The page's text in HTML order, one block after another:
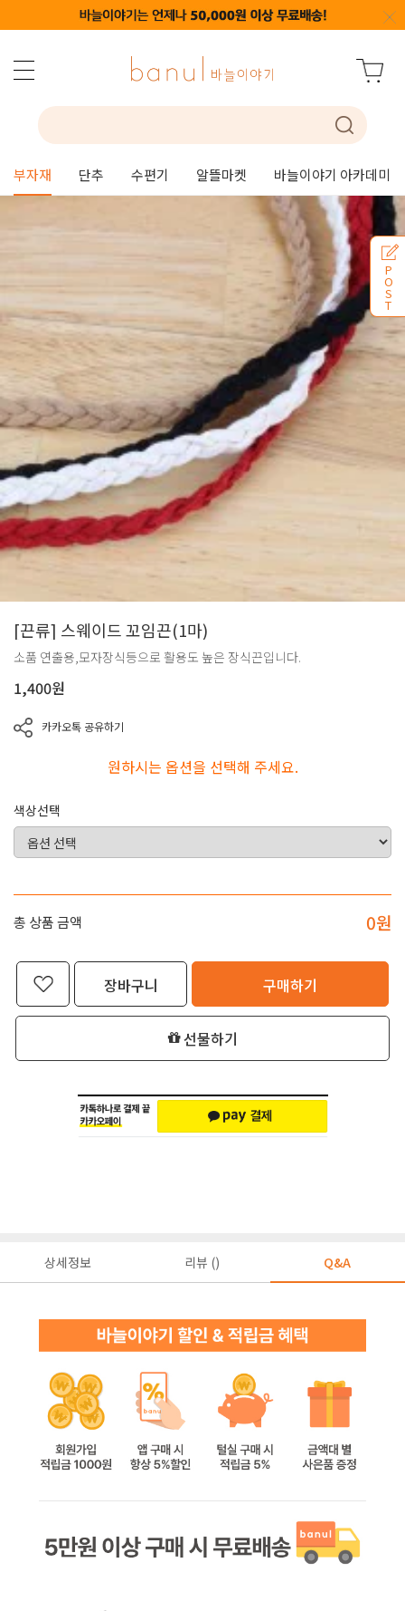
부자재 단추 수편기 알뜰마켓 바늘이야기 아카데미
P
O
S
T
[끈류] 스웨이드 꼬임끈(1마)
소품 연출용,모자장식등으로 활용도 높은 장식끈입니다.
1,400원
카카오톡 공유하기
원하시는 옵션을 선택해 주세요.
색상선택
총 상품 금액 0원
장바구니 구매하기
선물하기
상세정보 리뷰 () Q&A